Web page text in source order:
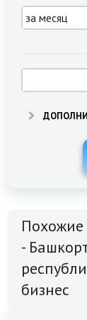
-
бизнес